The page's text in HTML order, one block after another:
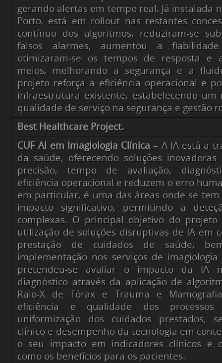
gerando alertas em tempo real. Já instalada
Porto, está em rollout nas restantes
contínuo dos algoritmos, reduziram-se
falsos alarmes, aumentou a
otimizaram-se os tempos de resposta e
meios, melhorando a segurança e a
projeto reforça a eficiência operacional e
infraestrutura existente, estabelecendo
qualidade de serviço na segurança e gestão
Best Healthcare Project.
CUF AI em Imagiologia Clínica – A IA está a
da saúde, oferecendo soluções
precisão, tempo de avaliação,
eficiência operacional e reduzem o erro
em particular, é uma das áreas onde se
impacto significativo, permitindo a
complexas. O principal objetivo do
utilização de soluções disruptivas de IA em
prestação de cuidados de saúde,
implementação nos serviços de imagiologia
pretendeu-se avaliar o impacto da IA
diagnóstico através da aplicação de
Raio-X de Tórax e Trauma e
eficiência e qualidade dos processos
uniformização dos cuidados prestados,
clínico e desempenho da tecnologia em
o seu impacto em indicadores clínicos e
como os benefícios para os pacientes.